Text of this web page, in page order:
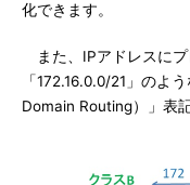
化できます。
また、IPアドレスに
「172.16.0.0/21」のよ
Domain Routing）」表